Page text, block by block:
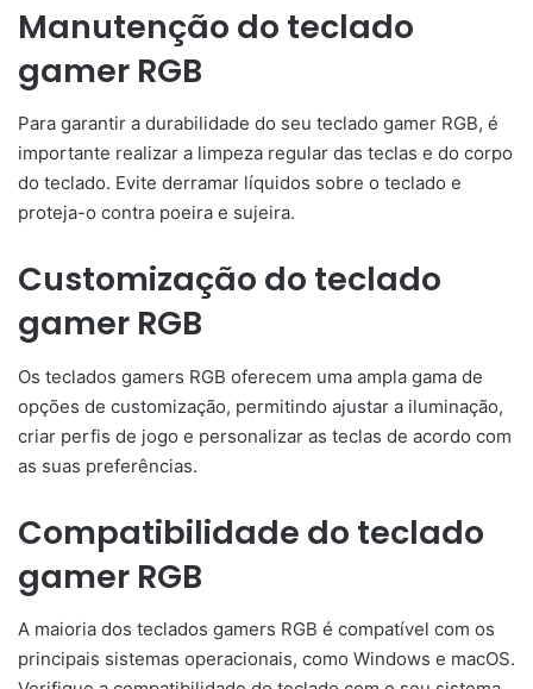
Manutenção do teclado
gamer RGB
Para garantir a durabilidade do seu teclado gamer RGB, é
importante realizar a limpeza regular das teclas e do corpo
do teclado. Evite derramar líquidos sobre o teclado e
proteja-o contra poeira e sujeira.
Customização do teclado
gamer RGB
Os teclados gamers RGB oferecem uma ampla gama de
opções de customização, permitindo ajustar a iluminação,
criar perfis de jogo e personalizar as teclas de acordo com
as suas preferências.
Compatibilidade do teclado
gamer RGB
A maioria dos teclados gamers RGB é compatível com os
principais sistemas operacionais, como Windows e macOS.